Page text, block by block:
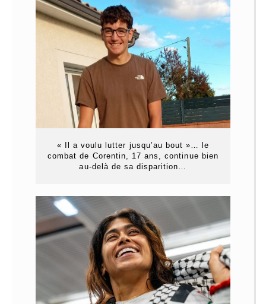
« Il a voulu lutter jusqu’au bout »… le
combat de Corentin, 17 ans, continue bien
au-delà de sa disparition…